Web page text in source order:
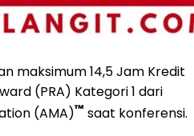
maksimum 14,5 Jam Kredit
(PRA) Kategori 1 dari
(AMA)™ saat konferensi.